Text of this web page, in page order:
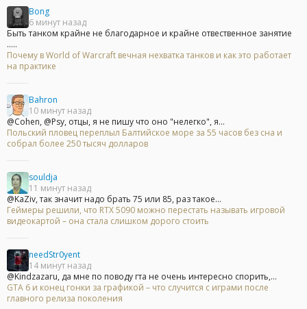
Bong
6 минут назад
Быть танком крайне не благодарное и крайне отвественное занятие
.....
Почему в World of Warcraft вечная нехватка танков и как это работает
на практике
Bahron
10 минут назад
@Cohen, @Psy, отцы, я не пишу что оно "нелегко", я...
Польский пловец переплыл Балтийское море за 55 часов без сна и
собрал более 250 тысяч долларов
souldja
11 минут назад
@KaZiv, так значит надо брать 75 или 85, раз такое...
Геймеры решили, что RTX 5090 можно перестать называть игровой
видеокартой – она стала слишком дорого стоить
needStr0yent
14 минут назад
@Kindzazaru, да мне по поводу гта не очень интересно спорить,...
GTA 6 и конец гонки за графикой – что случится с играми после
главного релиза поколения